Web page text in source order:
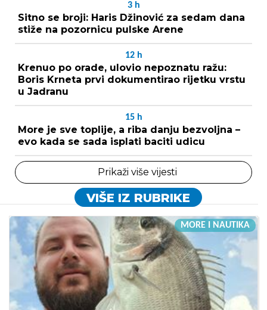
3 h
Sitno se broji: Haris Džinović za sedam dana
stiže na pozornicu pulske Arene
12 h
Krenuo po orade, ulovio nepoznatu ražu:
Boris Krneta prvi dokumentirao rijetku vrstu
u Jadranu
15 h
More je sve toplije, a riba danju bezvoljna –
evo kada se sada isplati baciti udicu
Prikaži više vijesti
VIŠE IZ RUBRIKE
MORE I NAUTIKA